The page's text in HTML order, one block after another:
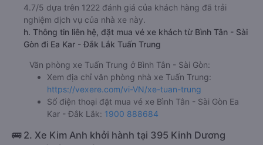
4.7/5 dựa trên 1222 đánh giá của khách hàng đã trải
nghiệm dịch vụ của nhà xe này.
h. Thông tin liên hệ, đặt mua vé xe khách từ Bình Tân - Sài
Gòn đi Ea Kar - Đắk Lắk Tuấn Trung
Văn phòng xe Tuấn Trung ở Bình Tân - Sài Gòn:
Xem địa chỉ văn phòng nhà xe Tuấn Trung:
https://vexere.com/vi-VN/xe-tuan-trung
Số điện thoại đặt mua vé xe Bình Tân - Sài Gòn Ea
Kar - Đắk Lắk: 1900 888684
🚌 2. Xe Kim Anh khởi hành tại 395 Kinh Dương